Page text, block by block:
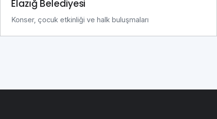
Elazığ Belediyesi
Konser, çocuk etkinliği ve halk buluşmaları